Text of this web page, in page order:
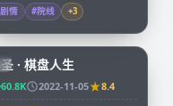
情 #院线 +3
· 棋盘人生
60.8K 2022-11-05 8.4